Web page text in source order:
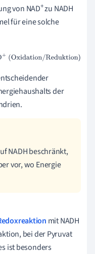
von NAD+zu NADH
für eine solche
Reduktion)
der
NADH beschränkt,
vor, wo Energie
mit NADH
bei der Pyruvat
ist besonders